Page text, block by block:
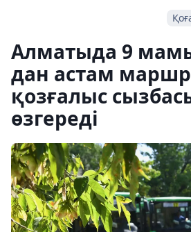
Алматыда 9
дан астам
қозғалыс
өзгереді